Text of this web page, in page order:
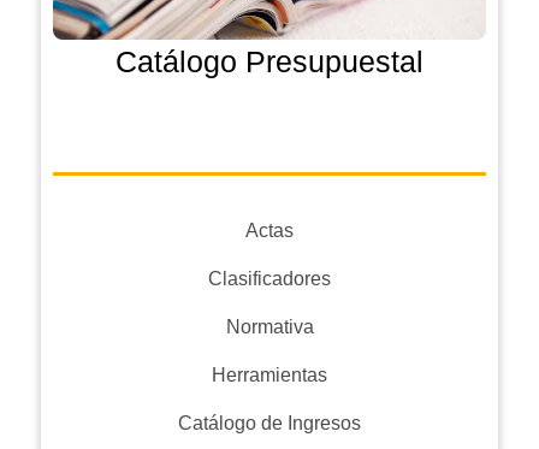
Catálogo Presupuestal
Actas
Clasificadores
Normativa
Herramientas
Catálogo de Ingresos